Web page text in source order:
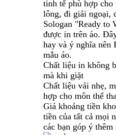
tinh tế phù hợp cho
lông, đi giải ngoại,
Sologan "Ready to
được in trên áo.
hay và ý nghĩa nên
mẫu áo.
Chất liệu in không
mà khi giặt
Chất liệu vải nhẹ,
hợp cho môn thể
Giá khoảng tiền
tiền của tất cả mọi
các bạn góp ý thêm